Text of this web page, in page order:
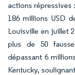
actions répressives
186 millions USD
Louisville en juillet
plus de 50
dépassant 6
Kentucky,